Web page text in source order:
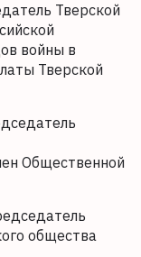
Тверской
войны в
Тверской
Общественной
общества